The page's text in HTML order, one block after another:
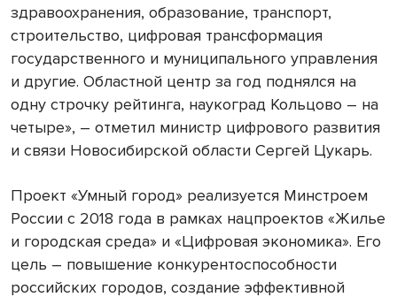
здравоохранения, образование, транспорт,
строительство, цифровая трансформация
государственного и муниципального управления
и другие. Областной центр за год поднялся на
одну строчку рейтинга, наукоград Кольцово – на
четыре», – отметил министр цифрового развития
и связи Новосибирской области Сергей Цукарь.
Проект «Умный город» реализуется Минстроем
России с 2018 года в рамках нацпроектов «Жилье
и городская среда» и «Цифровая экономика». Его
цель – повышение конкурентоспособности
российских городов, создание эффективной